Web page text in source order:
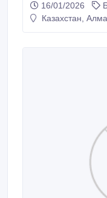
микросхемы, датчики, пульты управления и многое
другое. Вам
16/01/2026
Казахстан,